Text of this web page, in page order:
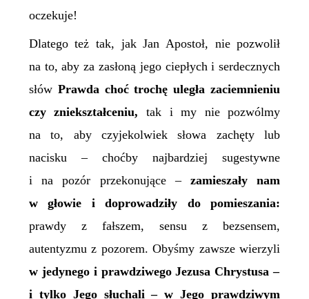
oczekuje!
Dlatego też tak, jak Jan Apostoł, nie pozwolił
na to, aby za zasłoną jego ciepłych i serdecznych
słów Prawda choć trochę uległa zaciemnieniu
czyzniekształceniu, tak i my nie pozwólmy
na to, aby czyjekolwiek słowa zachęty lub
nacisku – choćby najbardziej sugestywne
i na pozór przekonujące – zamieszały nam
w głowie i
doprowadziły do pomieszania:
prawdy z fałszem, sensu z bezsensem,
autentyzmu z pozorem. Obyśmy zawsze wierzyli
w jedynego i prawdziwego Jezusa Chrystusa –
i tylko Jego słuchali – w Jego prawdziwym